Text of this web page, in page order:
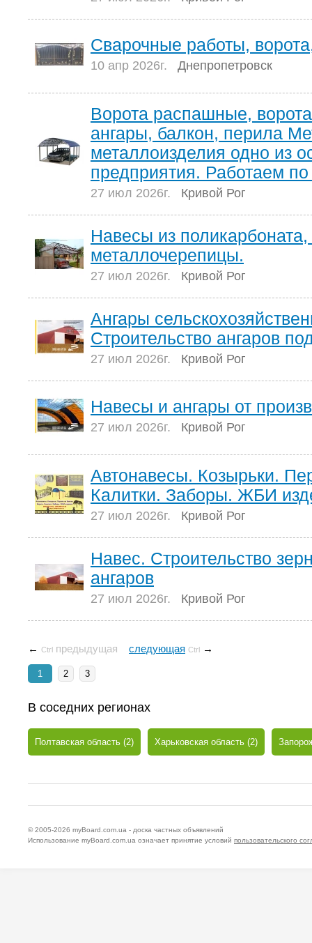
Сварочные работы,
10 апр 2026г. Днепропетровск
Ворота распашные,
ангары, балкон, перила
металлоизделия одно из
предприятия. Работаем
27 июл 2026г. Кривой Рог
Навесы из
металлочерепицы.
27 июл 2026г. Кривой Рог
Ангары
Строительство ангаров
27 июл 2026г. Кривой Рог
Навесы и ангары от
27 июл 2026г. Кривой Рог
Автонавесы. Козырьки.
Калитки. Заборы. ЖБИ
27 июл 2026г. Кривой Рог
Навес. Строительство
ангаров
27 июл 2026г. Кривой Рог
← Ctrl предыдущая следующая Ctrl →
1 2 3
В соседних регионах
Полтавская область (2) Харьковская область (2)
© 2005-2026 myBoard.com.ua - доска частных объявлений
Использование myBoard.com.ua означает принятие условий пользовательского